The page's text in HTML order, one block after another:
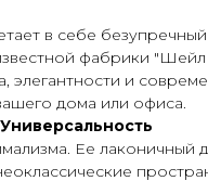
в себе
фабрики
элегантности и
дома или офиса.
Ее лаконичный